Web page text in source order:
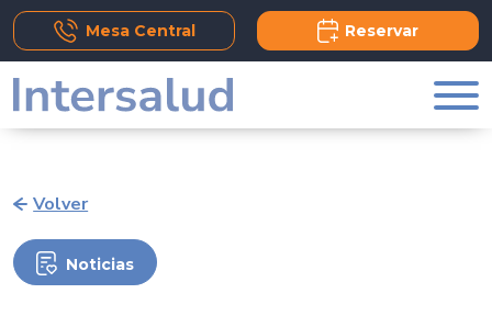
Add Comment
Mesa Central Reservar
Volver
Noticias